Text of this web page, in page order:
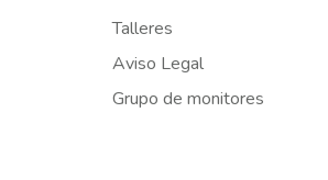
Talleres
Aviso Legal
Grupo de monitores